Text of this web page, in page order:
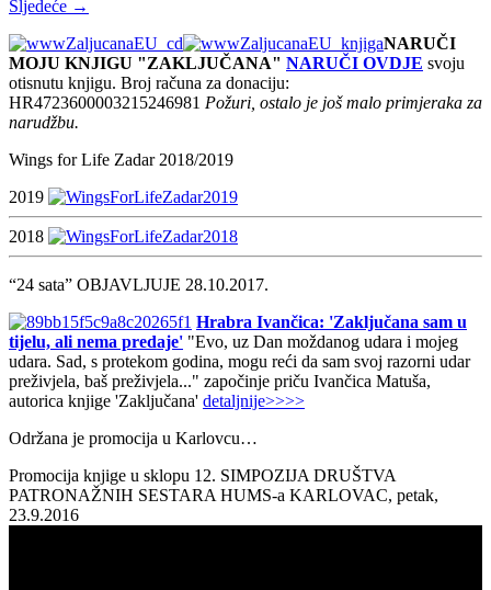
Sljedeće →
NARUČI
MOJU KNJIGU "ZAKLJUČANA" NARUČI OVDJE svoju
otisnutu knjigu. Broj računa za donaciju:
HR4723600003215246981 Požuri, ostalo je još malo primjeraka za
narudžbu.
Wings for Life Zadar 2018/2019
2019
2018
“24 sata” OBJAVLJUJE 28.10.2017.
Hrabra Ivančica: 'Zaključana sam u
tijelu, ali nema predaje' "Evo, uz Dan moždanog udara i mojeg
udara. Sad, s protekom godina, mogu reći da sam svoj razorni udar
preživjela, baš preživjela..." započinje priču Ivančica Matuša,
autorica knjige 'Zaključana' detaljnije>>>>
Održana je promocija u Karlovcu…
Promocija knjige u sklopu 12. SIMPOZIJA DRUŠTVA
PATRONAŽNIH SESTARA HUMS-a KARLOVAC, petak,
23.9.2016